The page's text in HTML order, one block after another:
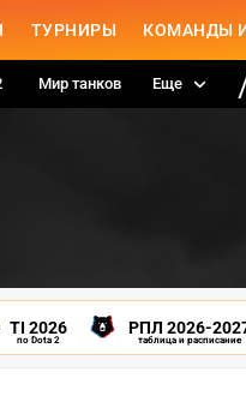
ТУРНИРЫ КОМАНДЫ
Мир танков Еще
TI 2026
по Dota 2
РПЛ 2026-
таблица и расписание